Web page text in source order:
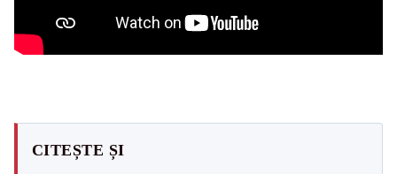
CITEȘTE ȘI